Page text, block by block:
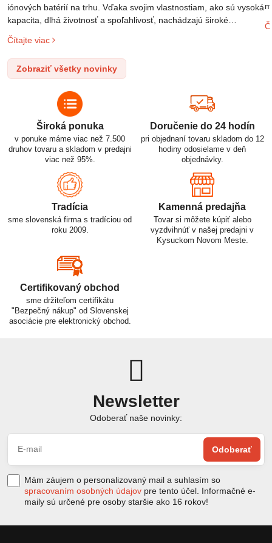
iónových batérií na trhu. Vďaka svojim vlastnostiam, ako sú vysoká
kapacita, dlhá životnosť a spoľahlivosť, nachádzajú široké
po elektrické vozidlá. Pochopenie ich delenia, označovania a
správneho používania je kľúčom k ich efektívnemu a bezpečnému
využitiu.
Čítajte viac
Zobraziť všetky novinky
Široká ponuka
v ponuke máme viac než 7.500
druhov tovaru a skladom v predajni
viac než 95%.
Doručenie do 24 hodín
pri objednaní tovaru skladom do 12
hodiny odosielame v deň
objednávky.
Tradícia
sme slovenská firma s tradíciou od
roku 2009.
Kamenná predajňa
Tovar si môžete kúpiť alebo
vyzdvihnúť v našej predajni v
Kysuckom Novom Meste.
Certifikovaný obchod
sme držiteľom certifikátu
"Bezpečný nákup" od Slovenskej
asociácie pre elektronický obchod.
Newsletter
Odoberať naše novinky:
Odoberať
Mám záujem o personalizovaný mail a suhlasím so
spracovaním osobných údajov pre tento účel. Informačné e-
maily sú určené pre osoby staršie ako 16 rokov!